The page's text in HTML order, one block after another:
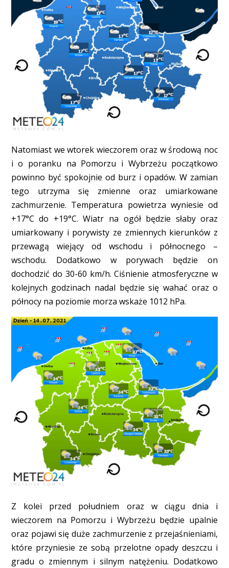
Natomiast we wtorek wieczorem oraz w środową noc
i o poranku na Pomorzu i Wybrzeżu początkowo
powinno być spokojnie od burz i opadów. W zamian
tego utrzyma się zmienne oraz umiarkowane
zachmurzenie. Temperatura powietrza wyniesie od
+17°C do +19°C. Wiatr na ogół będzie słaby oraz
umiarkowany i porywisty ze zmiennych kierunków z
przewagą wiejący od wschodu i północnego –
wschodu. Dodatkowo w porywach będzie on
dochodzić do 30-60 km/h. Ciśnienie atmosferyczne w
kolejnych godzinach nadal będzie się wahać oraz o
północy na poziomie morza wskaże 1012 hPa.
Z kolei przed południem oraz w ciągu dnia i
wieczorem na Pomorzu i Wybrzeżu będzie upalnie
oraz pojawi się duże zachmurzenie z przejaśnieniami,
które przyniesie ze sobą przelotne opady deszczu i
gradu o zmiennym i silnym natężeniu. Dodatkowo